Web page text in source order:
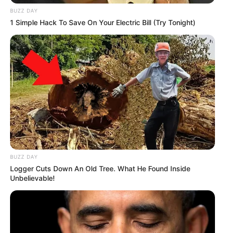
BUZZ DAY
1 Simple Hack To Save On Your Electric Bill (Try Tonight)
BUZZ DAY
Logger Cuts Down An Old Tree. What He Found Inside
Unbelievable!